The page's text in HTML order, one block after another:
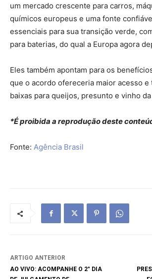
um mercado crescente para carros,
químicos europeus e uma fonte
essenciais para sua transição verde,
para baterias, do qual a Europa agora
Eles também apontam para os
que o acordo ofereceria maior acesso e
baixas para queijos, presunto e vinho da
*É proibida a reprodução deste
Fonte: Agência Brasil
ARTIGO ANTERIOR
AO VIVO: ACOMPANHE O 2° DIA